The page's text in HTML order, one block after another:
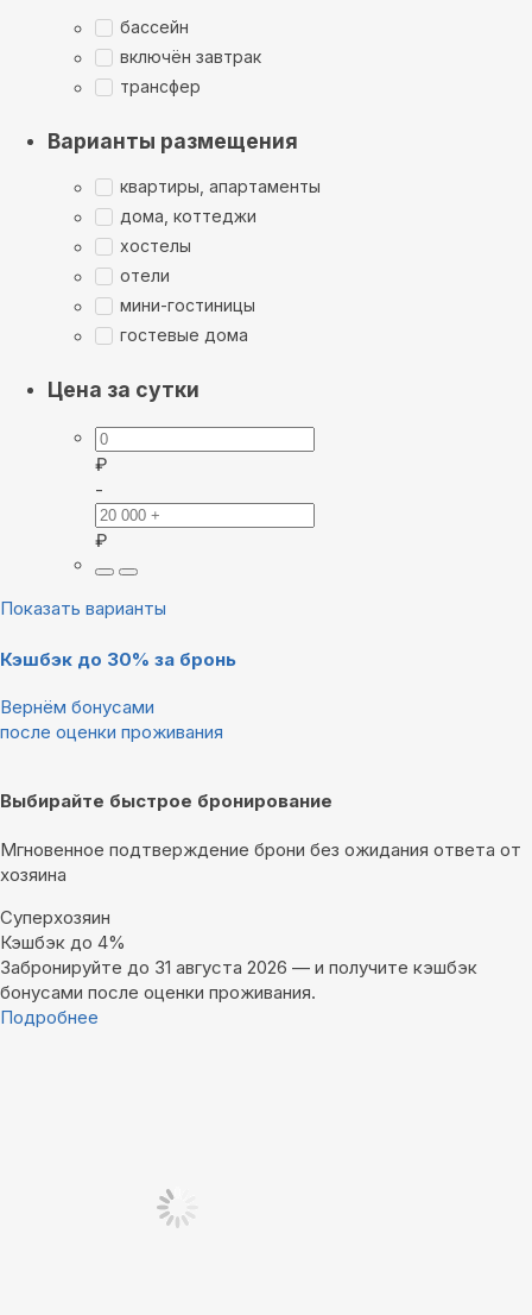
бассейн
включён завтрак
трансфер
Варианты размещения
квартиры, апартаменты
дома, коттеджи
хостелы
отели
мини-гостиницы
гостевые дома
Цена за сутки
₽
-
₽
Показать варианты
Кэшбэк до 30% за бронь
Вернём бонусами
после оценки проживания
Выбирайте быстрое бронирование
Мгновенное подтверждение брони без ожидания ответа от
хозяина
Суперхозяин
Кэшбэк до 4%
Забронируйте до 31 августа 2026 — и получите кэшбэк
бонусами после оценки проживания.
Подробнее